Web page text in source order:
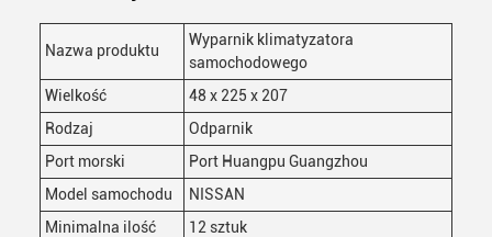
Zostaw wiadomość
Oddzwonimy wkrótce!
Nazwa produktu
Wyparnik klimatyzatora
samochodowego
Wielkość
48 x 225 x 207
Rodzaj
Odparnik
Port morski
Port Huangpu Guangzhou
Model samochodu
NISSAN
Minimalna ilość
12 sztuk